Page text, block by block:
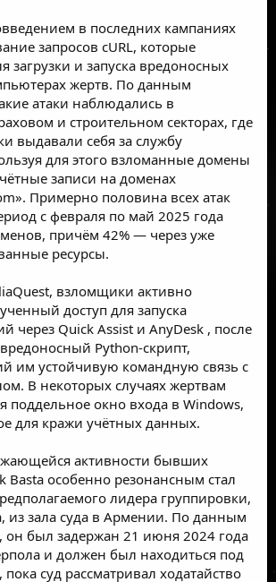
в последних кампаниях
запросов cURL, которые
загрузки и запуска вредоносных
жертв. По данным
атаки наблюдались в
и строительном секторах, где
выдавали себя за службу
для этого взломанные домены
записи на доменах
Примерно половина всех атак
с февраля по май 2025 года
причём 42% — через уже
ресурсы.
взломщики активно
доступ для запуска
через Quick Assist и AnyDesk , после
Python-скрипт,
им устойчивую командную связь с
В некоторых случаях жертвам
поддельное окно входа в Windows,
для кражи учётных данных.
активности бывших
Basta особенно резонансным стал
лидера группировки,
из зала суда в Армении. По данным
был задержан 21 июня 2024 года
и должен был находиться под
пока суд рассматривал ходатайство